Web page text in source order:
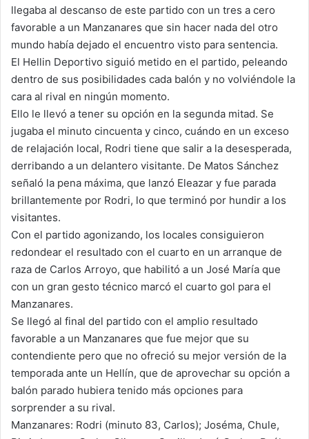
llegaba al descanso de este partido con un tres a cero
favorable a un Manzanares que sin hacer nada del otro
mundo había dejado el encuentro visto para sentencia.
El Hellin Deportivo siguió metido en el partido, peleando
dentro de sus posibilidades cada balón y no volviéndole la
cara al rival en ningún momento.
Ello le llevó a tener su opción en la segunda mitad. Se
jugaba el minuto cincuenta y cinco, cuándo en un exceso
de relajación local, Rodri tiene que salir a la desesperada,
derribando a un delantero visitante. De Matos Sánchez
señaló la pena máxima, que lanzó Eleazar y fue parada
brillantemente por Rodri, lo que terminó por hundir a los
visitantes.
Con el partido agonizando, los locales consiguieron
redondear el resultado con el cuarto en un arranque de
raza de Carlos Arroyo, que habilitó a un José María que
con un gran gesto técnico marcó el cuarto gol para el
Manzanares.
Se llegó al final del partido con el amplio resultado
favorable a un Manzanares que fue mejor que su
contendiente pero que no ofreció su mejor versión de la
temporada ante un Hellín, que de aprovechar su opción a
balón parado hubiera tenido más opciones para
sorprender a su rival.
Manzanares: Rodri (minuto 83, Carlos); Joséma, Chule,